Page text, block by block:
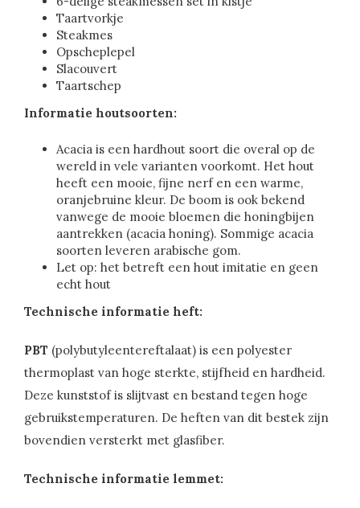
Taartvorkje
Steakmes
Opscheplepel
Slacouvert
Taartschep
Informatie houtsoorten:
Acacia is een hardhout soort die overal op de
wereld in vele varianten voorkomt. Het hout
heeft een mooie, fijne nerf en een warme,
oranjebruine kleur. De boom is ook bekend
vanwege de mooie bloemen die honingbijen
aantrekken (acacia honing). Sommige acacia
soorten leveren arabische gom.
Let op: het betreft een hout imitatie en geen
echt hout
Technische informatie heft:
PBT (polybutyleentereftalaat) is een polyester
thermoplast van hoge sterkte, stijfheid en hardheid.
Deze kunststof is slijtvast en bestand tegen hoge
gebruikstemperaturen. De heften van dit bestek zijn
bovendien versterkt met glasfiber.
Technische informatie lemmet: